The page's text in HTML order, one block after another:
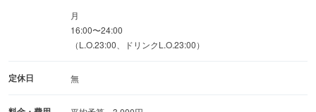
月
16:00〜24:00
（L.O.23:00、ドリンクL.O.23:00）
定休日 無